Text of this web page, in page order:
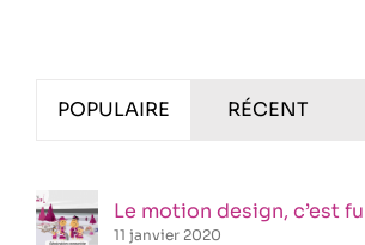
POPULAIRE RÉCENT
Le motion design, c’est
11 janvier 2020